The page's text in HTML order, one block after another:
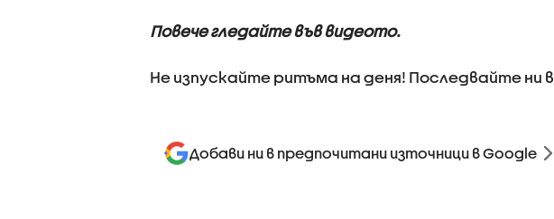
Повече гледайте във видеото.
Не изпускайте ритъма на деня! Последвайте ни в
Добави ни в предпочитани източници в Google